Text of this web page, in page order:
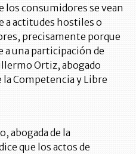
los consumidores se vean
a actitudes hostiles o
precisamente porque
a una participación de
Ortiz, abogado
Competencia y Libre
abogada de la
que los actos de